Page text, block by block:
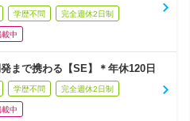
学歴不問 完全週休2日制
中
まで携わる【SE】＊年休120日
学歴不問 完全週休2日制
中